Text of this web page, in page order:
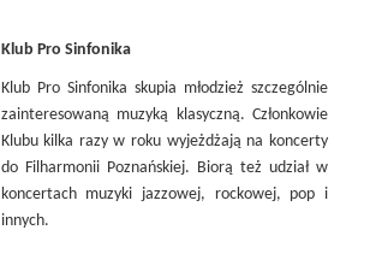
Klub Pro Sinfonika
Klub Pro Sinfonika skupia młodzież szczególnie
zainteresowaną muzyką klasyczną. Członkowie
Klubu kilka razy w roku wyjeżdżają na koncerty
do Filharmonii Poznańskiej. Biorą też udział w
koncertach muzyki jazzowej, rockowej, pop i
innych.